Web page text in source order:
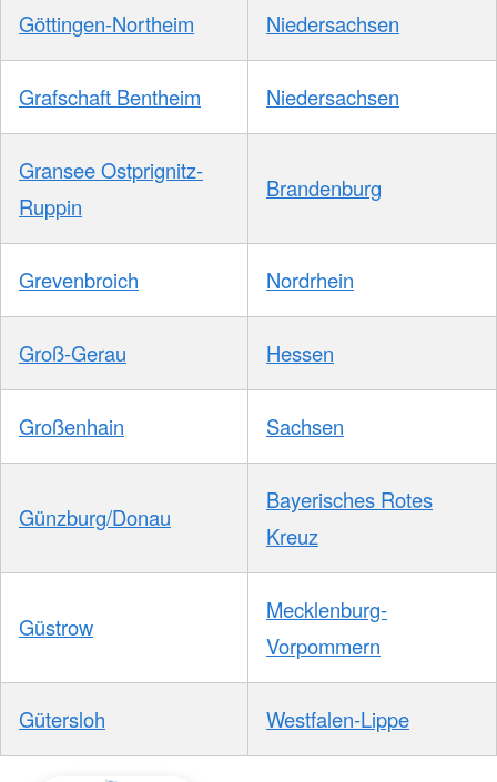
Göttingen-Northeim Niedersachsen
Grafschaft Bentheim Niedersachsen
Gransee Ostprignitz-
Ruppin
Brandenburg
Grevenbroich Nordrhein
Groß-Gerau Hessen
Großenhain Sachsen
Günzburg/Donau
Bayerisches Rotes
Kreuz
Güstrow
Mecklenburg-
Vorpommern
Gütersloh Westfalen-Lippe